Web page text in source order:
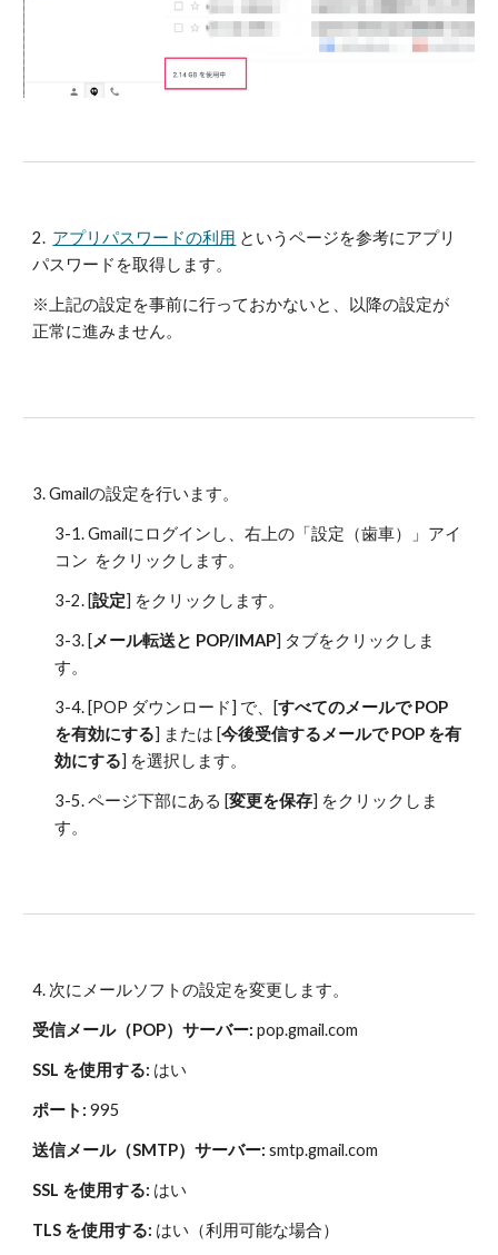
2. アプリパスワードの利用 というページを参考にアプリ
パスワードを取得します。
※上記の設定を事前に行っておかないと、以降の設定が
正常に進みません。
3. Gmailの設定を行います。
3-1. Gmailにログインし、右上の「設定（歯車）」アイ
コン  をクリックします。
3-2. [設定] をクリックします。
3-3. [メール転送と POP/IMAP] タブをクリックしま
す。
3-4. [POP ダウンロード] で、[すべてのメールで POP
を有効にする] または [今後受信するメールで POP を有
効にする] を選択します。
3-5. ページ下部にある [変更を保存] をクリックしま
す。
4. 次にメールソフトの設定を変更します。
受信メール（POP）サーバー: pop.gmail.com
SSL を使用する: はい
ポート: 995
送信メール（SMTP）サーバー: smtp.gmail.com
SSL を使用する: はい
TLS を使用する: はい（利用可能な場合）